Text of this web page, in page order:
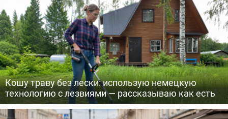
Кошу траву без лески: использую немецкую
технологию с лезвиями — рассказываю как есть